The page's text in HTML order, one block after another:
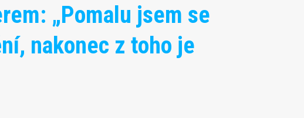
„Pomalu jsem se
nakonec z toho je